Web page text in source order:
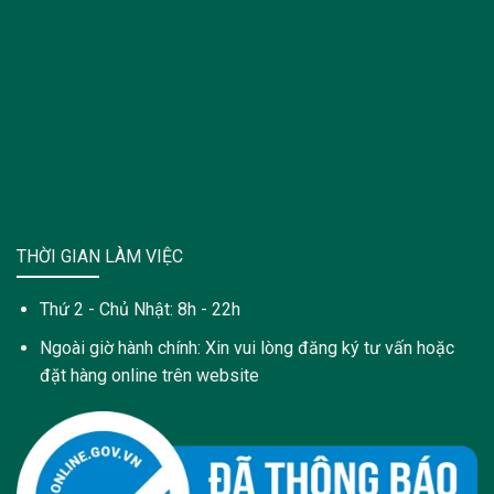
THỜI GIAN LÀM VIỆC
Thứ 2 - Chủ Nhật: 8h - 22h
Ngoài giờ hành chính: Xin vui lòng đăng ký tư vấn hoặc
đặt hàng online trên website